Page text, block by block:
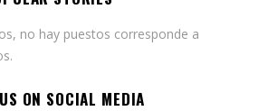
no hay puestos corresponde a
ON SOCIAL MEDIA